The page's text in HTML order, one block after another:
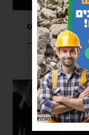
באוטובוס
ניפץ את
הנוסעים –
בבכי
פרסומת